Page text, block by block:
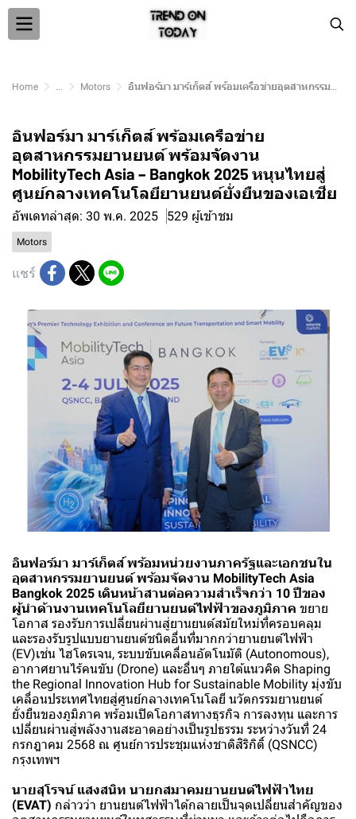
Home ... Motors อินฟอร์มา มาร์เก็ตส์ พร้อมเครือข่ายอุตสาหกรรมยานยนต์ พร้อมจัดงาน MobilityTech Asia – Bangkok 2025 หนุนไทยสู่ศูนย์กลางเทคโนโลยียานยนต์ยั่งยืนของเอเชีย
อินฟอร์มา มาร์เก็ตส์ พร้อมเครือข่าย
อุตสาหกรรมยานยนต์ พร้อมจัดงาน
MobilityTech Asia – Bangkok 2025 หนุนไทยสู่
ศูนย์กลางเทคโนโลยียานยนต์ยั่งยืนของเอเชีย
อัพเดทล่าสุด: 30 พ.ค. 2025 529 ผู้เข้าชม
Motors
แชร์
อินฟอร์มา มาร์เก็ตส์ พร้อมหน่วยงานภาครัฐและเอกชนใน
อุตสาหกรรมยานยนต์ พร้อมจัดงาน MobilityTech Asia
Bangkok 2025 เดินหน้าสานต่อความสำเร็จกว่า 10 ปีของ
ผู้นำด้านงานเทคโนโลยียานยนต์ไฟฟ้าของภูมิภาค ขยาย
โอกาส รองรับการเปลี่ยนผ่านสู่ยานยนต์สมัยใหม่ที่ครอบคลุม
และรองรับรูปแบบยานยนต์ชนิดอื่นที่มากกว่ายานยนต์ไฟฟ้า
(EV)เช่น ไฮโดรเจน, ระบบขับเคลื่อนอัตโนมัติ (Autonomous),
อากาศยานไร้คนขับ (Drone) และอื่นๆ ภายใต้แนวคิด Shaping
the Regional Innovation Hub for Sustainable Mobility มุ่งขับ
เคลื่อนประเทศไทยสู่ศูนย์กลางเทคโนโลยี นวัตกรรมยานยนต์
ยั่งยืนของภูมิภาค พร้อมเปิดโอกาสทางธุรกิจ การลงทุน และการ
เปลี่ยนผ่านสู่พลังงานสะอาดอย่างเป็นรูปธรรม ระหว่างวันที่ 24
กรกฎาคม 2568 ณ ศูนย์การประชุมแห่งชาติสิริกิติ์ (QSNCC)
กรุงเทพฯ
นายสุโรจน์ แสงสนิท นายกสมาคมยานยนต์ไฟฟ้าไทย
(EVAT) กล่าวว่า ยานยนต์ไฟฟ้าได้กลายเป็นจุดเปลี่ยนสำคัญของ